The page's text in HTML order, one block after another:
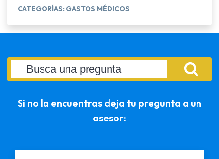
CATEGORÍAS: GASTOS MÉDICOS
Si no la encuentras deja tu pregunta a un
asesor: